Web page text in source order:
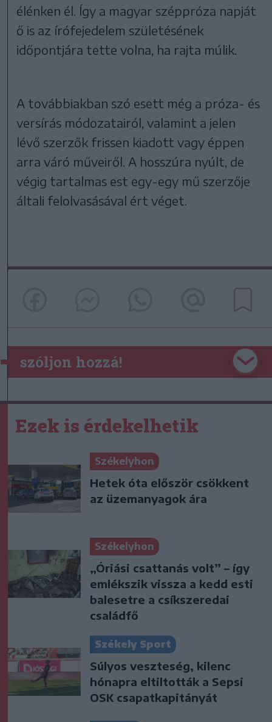
élénken él. Így a magyar széppróza napját
ő is az írófejedelem születésének
időpontjára tette volna, ha rajta múlik.
A továbbiakban szó esett még a próza- és
versírás módozatairól, valamint a jelen
lévő szerzők frissen kiadott vagy éppen
arra váró műveiről. A hosszúra nyúlt, de
végig tartalmas est egy-egy mű szerzője
általi felolvasásával ért véget.
szóljon hozzá!
Ezek is érdekelhetik
Székelyhon
Hetek óta először csökkent
az üzemanyagok ára
Székelyhon
„Óriási csattanás volt” – így
emlékszik vissza a kedd esti
balesetre a csíkszeredai
családfő
Székely Sport
Súlyos veszteség, kilenc
hónapra eltiltották a Sepsi
OSK csapatkapitányát